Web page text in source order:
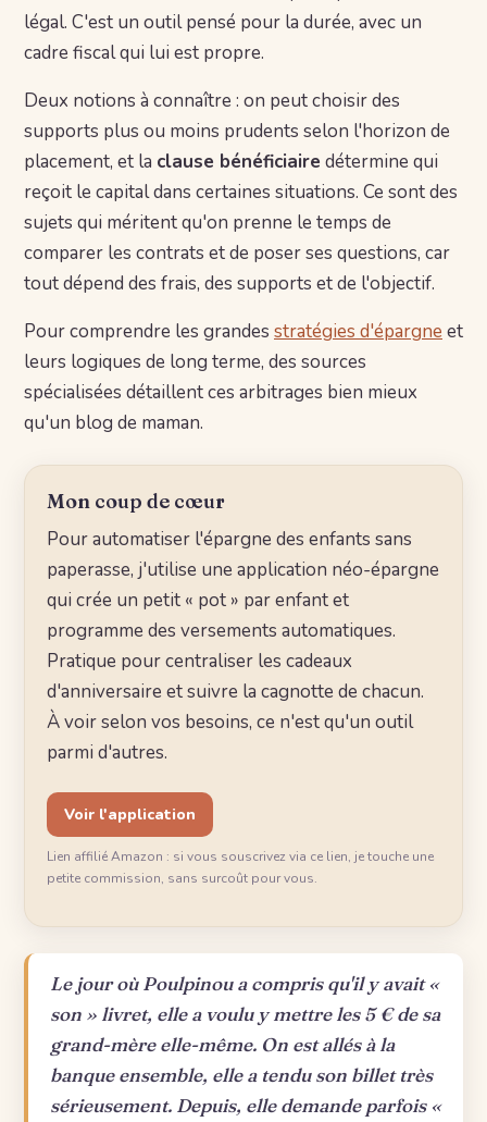
légal. C'est un outil pensé pour la durée, avec un
cadre fiscal qui lui est propre.
Deux notions à connaître : on peut choisir des
supports plus ou moins prudents selon l'horizon de
placement, et la clause bénéficiaire détermine qui
reçoit le capital dans certaines situations. Ce sont des
sujets qui méritent qu'on prenne le temps de
comparer les contrats et de poser ses questions, car
tout dépend des frais, des supports et de l'objectif.
Pour comprendre les grandes stratégies d'épargne et
leurs logiques de long terme, des sources
spécialisées détaillent ces arbitrages bien mieux
qu'un blog de maman.
Mon coup de cœur
Pour automatiser l'épargne des enfants sans
paperasse, j'utilise une application néo-épargne
qui crée un petit « pot » par enfant et
programme des versements automatiques.
Pratique pour centraliser les cadeaux
d'anniversaire et suivre la cagnotte de chacun.
À voir selon vos besoins, ce n'est qu'un outil
parmi d'autres.
Voir l'application
Lien affilié Amazon : si vous souscrivez via ce lien, je touche une
petite commission, sans surcoût pour vous.
Le jour où Poulpinou a compris qu'il y avait «
son » livret, elle a voulu y mettre les 5 € de sa
grand-mère elle-même. On est allés à la
banque ensemble, elle a tendu son billet très
sérieusement. Depuis, elle demande parfois «